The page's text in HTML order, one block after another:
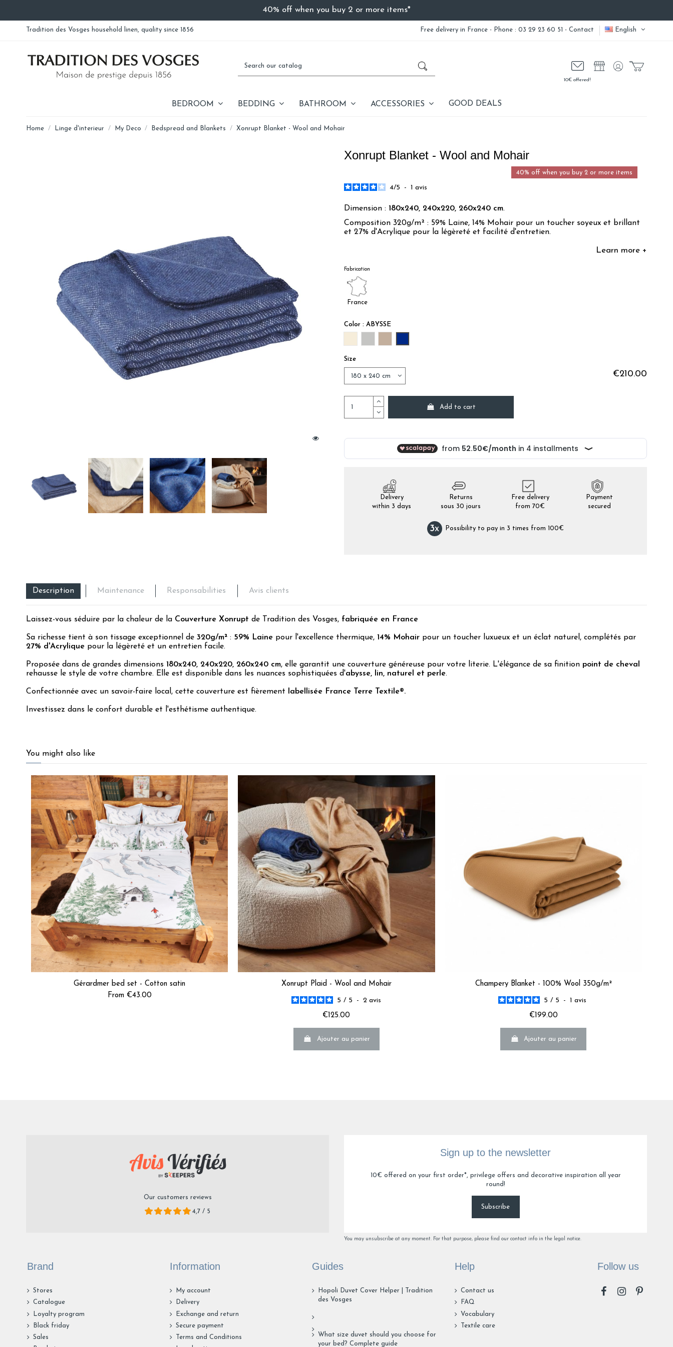
40% off when you buy 2 or more items*
Tradition des Vosges household linen, quality since 1856 Free deliveryin France - Phone : 03 29 23 60 51 -Contact English
10€ offered!
BEDROOM BEDDING BATHROOM ACCESSORIES GOOD DEALS
Home Linge d'interieur My Deco Bedspread and Blankets Xonrupt Blanket - Wool and Mohair
Xonrupt Blanket - Wool and Mohair
40% off when you buy 2 or more items
4/5 - 1 avis
Dimension : 180x240, 240x220, 260x240 cm.
Composition 320g/m² : 59% Laine, 14% Mohair pour un toucher soyeux et brillant
et 27% d'Acrylique pour la légèreté et facilité d'entretien.
Learn more +
Fabrication
France
Color : ABYSSE
Size
€210.00
Add to cart
Delivery
within 3 days
Returns
sous 30 jours
Free delivery
from 70€
Payment
secured
3x Possibility to pay in 3 times from 100€
Description Maintenance Responsabilities Avis clients
Laissez-vous séduire par la chaleur de la Couverture Xonrupt de Tradition des Vosges, fabriquée en France
Sa richesse tient à son tissage exceptionnel de 320g/m² : 59% Laine pour l'excellence thermique, 14% Mohair pour un toucher luxueux et un éclat naturel, complétés par
27% d'Acrylique pour la légèreté et un entretien facile.
Proposée dans de grandes dimensions 180x240, 240x220, 260x240 cm, elle garantit une couverture généreuse pour votre literie. L'élégance de sa finition point de cheval
rehausse le style de votre chambre. Elle est disponible dans les nuances sophistiquées d'abysse, lin, naturel et perle.
Confectionnée avec un savoir-faire local, cette couverture est fièrement labellisée France Terre Textile®.
Investissez dans le confort durable et l'esthétisme authentique.
Basé sur1 avis soumis à un
contrôle
Voir tous les avis sur ce site
5étoiles
0
4 étoiles
1
3étoiles
0
étoiles
1
étoile
Trier les avis
You might also like
Gérardmer bed set - Cotton satin
From €43.00
Xonrupt Plaid - Wool and Mohair
5 / 5 - 2 avis
€125.00
Ajouter au panier
Champery Blanket - 100% Wool 350g/m²
5 / 5 - 1avis
€199.00
Ajouter au panier
Our customers reviews
4,7 / 5
Sign up to the newsletter
10€ offered on your first order*, privilege offers and decorative inspiration all year
round!
Subscribe
You may unsubscribe at any moment. For that purpose, please find our contact info in the legal notice.
Brand
Stores
Catalogue
Loyalty program
Black friday
Sales
Information
My account
Delivery
Exchange and return
Secure payment
Terms and Conditions
Guides
Hopoli Duvet Cover Helper | Tradition
des Vosges
What size duvet should you choose for
your bed? Complete guide
Help
Contact us
FAQ
Vocabulary
Textile care
Follow us